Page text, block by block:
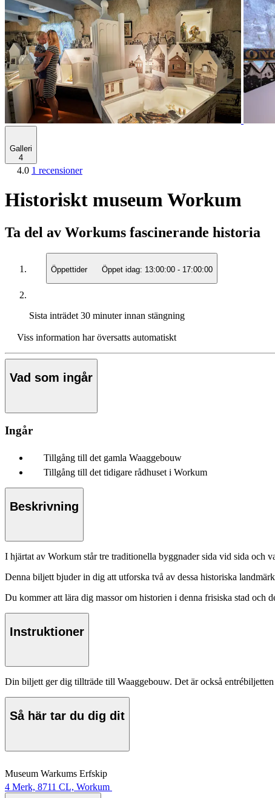
Galleri
4
4.0 1 recensioner
Historiskt museum Workum
Ta del av Workums fascinerande historia
Öppettider Öppet idag: 13:00:00 - 17:00:00
Sista inträdet30 minuter innan stängning
Viss information har översatts automatiskt
Vad som ingår
Ingår
Tillgång till det gamla Waaggebouw
Tillgång till det tidigare rådhuset i Workum
Beskrivning
I hjärtat av Workum står tre traditionella byggnader sida vid sida och
Denna biljett bjuder in dig att utforska två av dessa historiska
Du kommer att lära dig massor om historien i denna frisiska stad och
Instruktioner
Din biljett ger dig tillträde till Waaggebouw. Det är också entrébiljetten
Så här tar du dig dit
Museum Warkums Erfskip
4 Merk, 8711 CL, Workum